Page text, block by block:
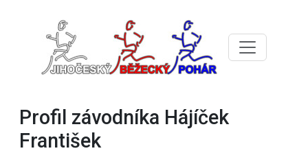
Profil závodníka Hájíček
František